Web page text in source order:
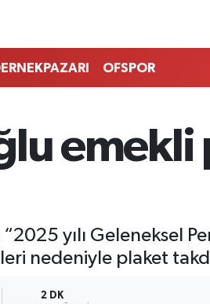
OFSPOR
yılı Geleneksel
nedeniyle plaket
2 DK